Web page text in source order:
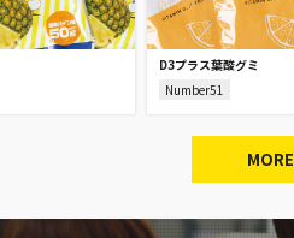
D3プラス葉酸グミ
Number51
MORE